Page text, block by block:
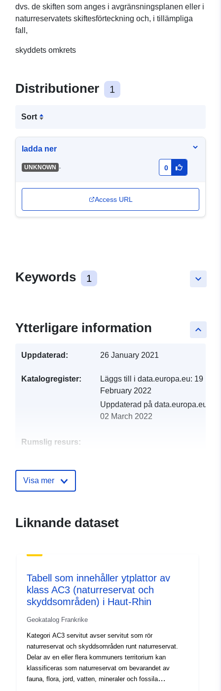
dvs. de skiften som anges i avgränsningsplanen eller i
naturreservatets skiftesförteckning och, i tillämpliga
fall,
skyddets omkrets
Distributioner 1
Sort
ladda ner
UNKNOWN - 0
Access URL
keyboard_arrow_down
Keywords 1
keyboard_arrow_up
Ytterligare information
Uppdaterad: 26 January 2021
Katalogregister: Läggs till i data.europa.eu: 19
February 2022
Uppdaterad på data.europa.eu:
02 March 2022
Rumslig resurs:
8526ca0a7100
463c-b19a-508cd12a46b7
Typ:
Resurs:
http://inspire.ec.europa.eu/
Visa mer
Liknande dataset
Tabell som innehåller ytplattor av
klass AC3 (naturreservat och
skyddsområden) i Haut-Rhin
Geokatalog Frankrike
Kategori AC3 servitut avser servitut som rör
naturreservat och skyddsområden runt naturreservat.
Delar av en eller flera kommuners territorium kan
klassificeras som naturreservat om bevarandet av
fauna, flora, jord, vatten, mineraler och fossila